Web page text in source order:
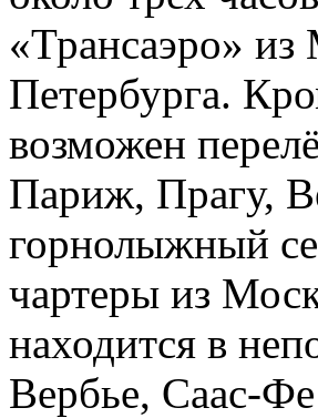
«Трансаэро»
Петербурга.
возможен
Париж, Прагу,
горнолыжный
чартеры из
находится в
Вербье, Саас-